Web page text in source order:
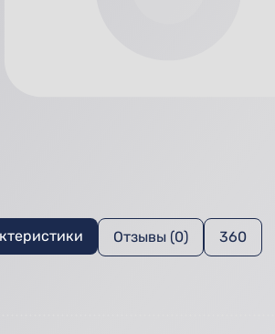
Отзывы (0) 360